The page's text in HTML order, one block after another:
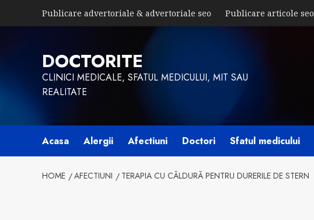
Publicare advertoriale & advertoriale seo Publicare articole seo
DOCTORITE
CLINICI MEDICALE, SFATUL MEDICULUI, MIT SAU
REALITATE
Acasa Alergii Afectiuni Doctori Sfatul medicului
HOME AFECTIUNI TERAPIA CU CĂLDURĂ PENTRU DURERILE DE STERN